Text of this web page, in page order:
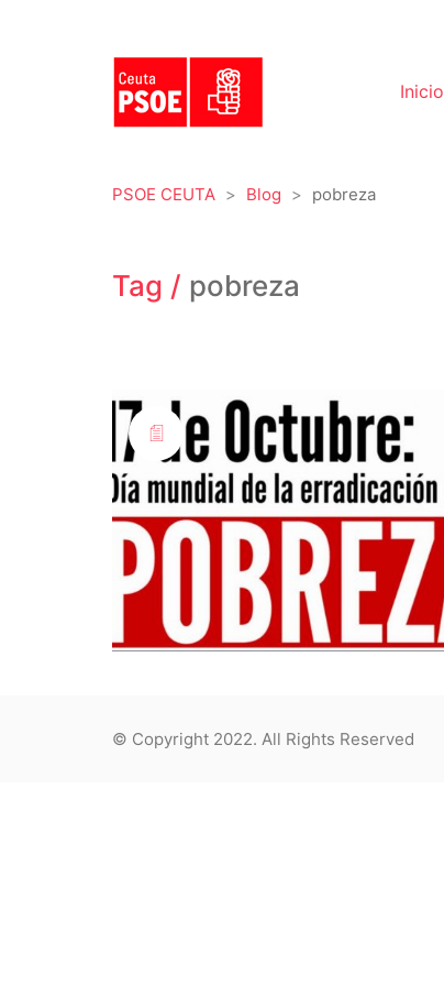
Inicio
PSOE CEUTA > Blog > pobreza
Tag / pobreza
© Copyright 2022. All Rights Reserved